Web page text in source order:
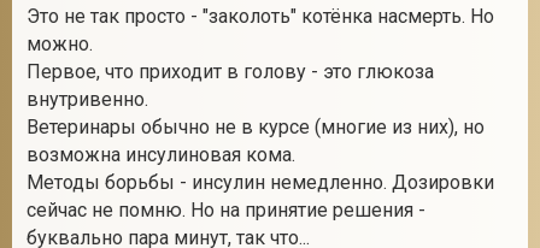
Это не так просто - "заколоть" котёнка насмерть. Но
можно.
Первое, что приходит в голову - это глюкоза
внутривенно.
Ветеринары обычно не в курсе (многие из них), но
возможна инсулиновая кома.
Методы борьбы - инсулин немедленно. Дозировки
сейчас не помню. Но на принятие решения -
буквально пара минут, так что...